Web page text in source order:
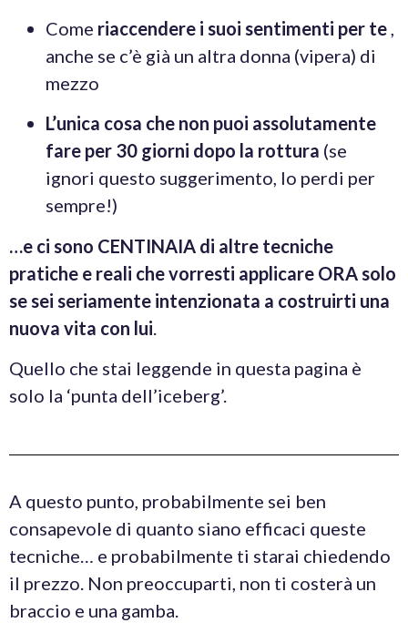
Come riaccendere i suoi sentimenti per te,
anche se c’è già un altra donna (vipera) di
mezzo
L’unica cosa che non puoi assolutamente
fare per 30 giorni dopo la rottura (se
ignori questo suggerimento, lo perdi per
sempre!)
…e ci sono CENTINAIA di altre tecniche
pratiche e reali che vorresti applicare ORA solo
se sei seriamente intenzionata a costruirti una
nuova vita con lui
Quello che stai leggende in questa pagina è
solo la ‘punta dell’iceberg’.
A questo punto, probabilmente sei ben
consapevole di quanto siano efficaci queste
tecniche… e probabilmente ti starai chiedendo
il prezzo. Non preoccuparti, non ti costerà un
braccio e una gamba.